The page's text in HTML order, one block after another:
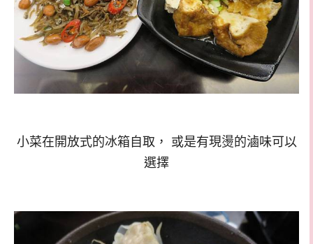
小菜在開放式的冰箱自取， 或是有現燙的滷味可以
選擇